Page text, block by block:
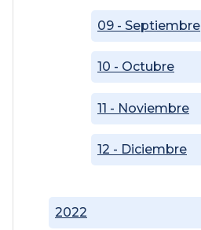
2022
09 - Septiembre
10 - Octubre
11 - Noviembre
12 - Diciembre